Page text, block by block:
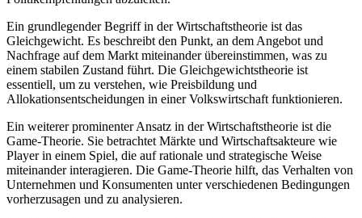
Ein grundlegender Begriff in der Wirtschaftstheorie ist das
Gleichgewicht. Es beschreibt den Punkt, an dem Angebot und
Nachfrage auf dem Markt miteinander übereinstimmen, was zu
einem stabilen Zustand führt. Die Gleichgewichtstheorie ist
essentiell, um zu verstehen, wie Preisbildung und
Allokationsentscheidungen in einer Volkswirtschaft funktionieren.
Ein weiterer prominenter Ansatz in der Wirtschaftstheorie ist die
Game-Theorie. Sie betrachtet Märkte und Wirtschaftsakteure wie
Player in einem Spiel, die auf rationale und strategische Weise
miteinander interagieren. Die Game-Theorie hilft, das Verhalten von
Unternehmen und Konsumenten unter verschiedenen Bedingungen
vorherzusagen und zu analysieren.